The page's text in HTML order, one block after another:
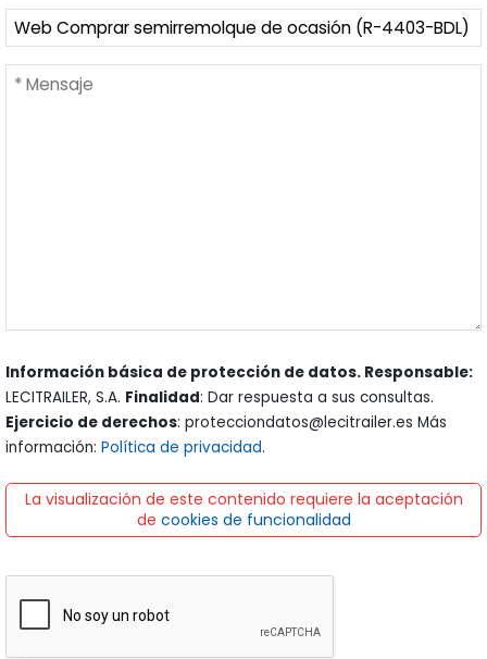
Información básica de protección de datos. Responsable:
LECITRAILER, S.A. Finalidad: Dar respuesta a sus consultas.
Ejercicio de derechos: protecciondatos@lecitrailer.es Más
información: Política de privacidad.
La visualización de este contenido requiere la aceptación
de cookies de funcionalidad